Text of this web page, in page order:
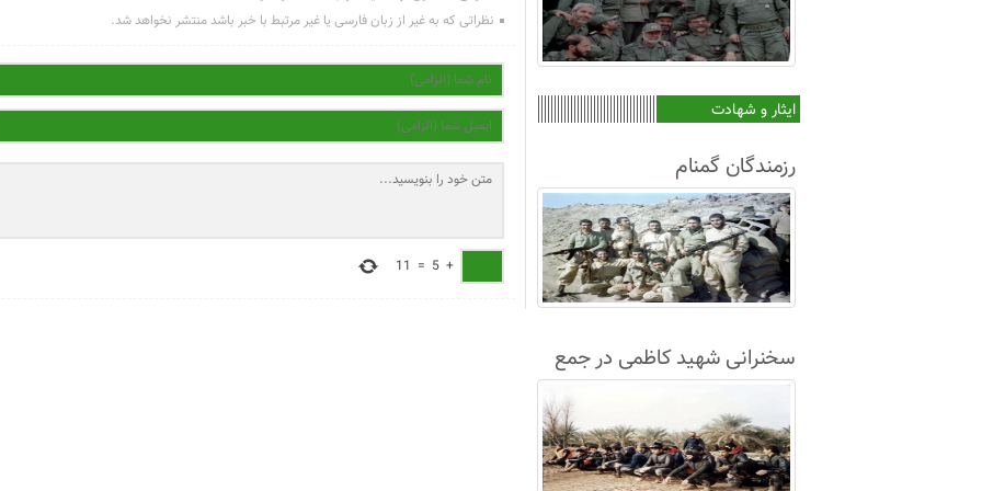
نظراتی که به غیر از زبان فارسی یا غیر مرتبط با خبر باشد منتشر نخواهد شد.
+
5
=
11
ایثار و شهادت
رزمندگان گمنام
سخنرانی شهید کاظمی در جمع
غواصان لشکر8+فیلم